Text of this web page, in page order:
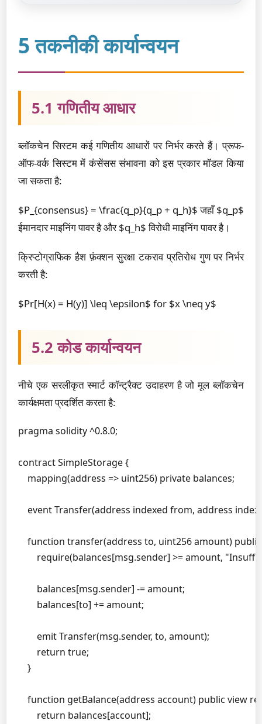
5 तकनीकी कार्यान्वयन
5.1 गणितीय आधार
ब्लॉकचेन सिस्टम कई गणितीय आधारों पर निर्भर करते हैं। प्रूफ-
ऑफ-वर्क सिस्टम में कंसेंसस संभावना को इस प्रकार मॉडल किया
जा सकता है:
$P_{consensus} = \frac{q_p}{q_p + q_h}$ जहाँ $q_p$
ईमानदार माइनिंग पावर है और $q_h$ विरोधी माइनिंग पावर है।
क्रिप्टोग्राफिक हैश फ़ंक्शन सुरक्षा टकराव प्रतिरोध गुण पर निर्भर
करती है:
$Pr[H(x) = H(y)] \leq \epsilon$ for $x \neq y$
5.2 कोड कार्यान्वयन
नीचे एक सरलीकृत स्मार्ट कॉन्ट्रैक्ट उदाहरण है जो मूल ब्लॉकचेन
कार्यक्षमता प्रदर्शित करता है:
pragma solidity ^0.8.0;
contract SimpleStorage {
    mapping(address => uint256) private balances;
event Transfer(address indexed from, address
function transfer(address to, uint256 amount) public
require(balances[msg.sender] >= amount,
        balances[msg.sender] -= amount;
        balances[to] += amount;
        emit Transfer(msg.sender, to, amount);
        return true;
    }
function getBalance(address account) public view
        return balances[account];